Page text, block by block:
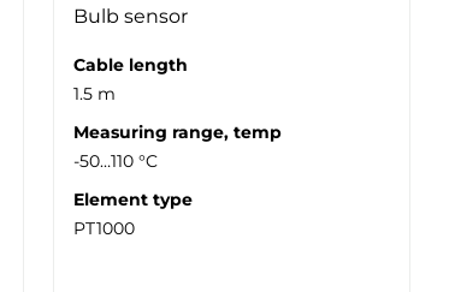
Bulb sensor
Cable length
1.5 m
Measuring range, temp
-50…110 °C
Element type
PT1000